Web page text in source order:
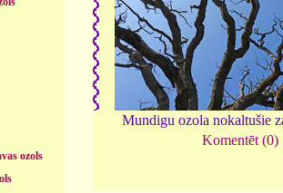
ozols
Mundigu ozola nokaltušie
Komentēt (0)